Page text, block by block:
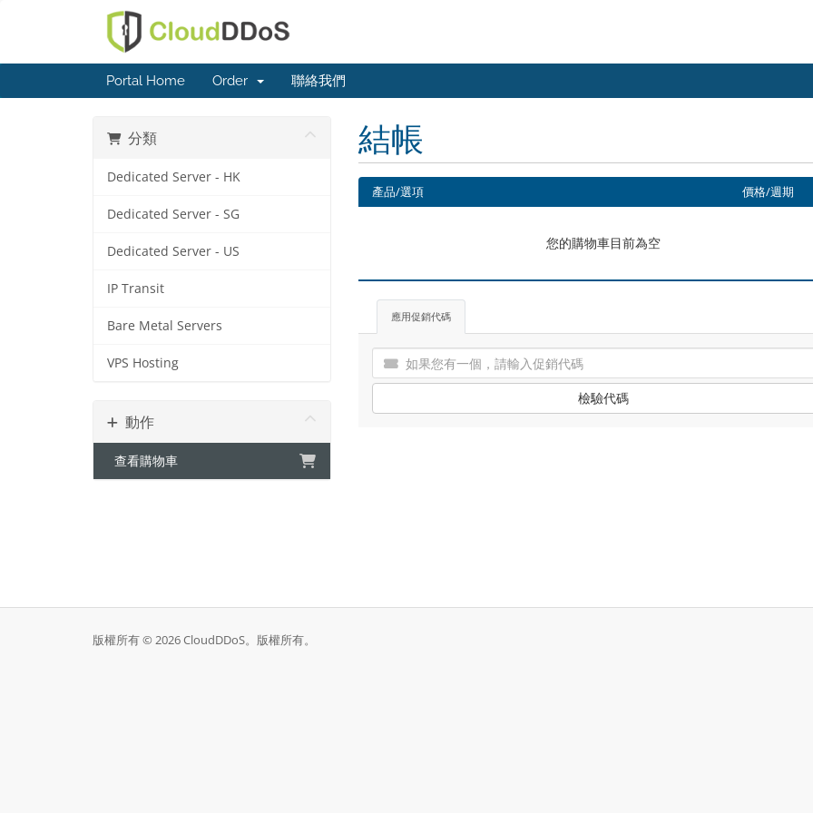
Portal Home Order 聯絡我們
分類
Dedicated Server - HK
Dedicated Server - SG
Dedicated Server - US
IP Transit
Bare Metal Servers
VPS Hosting
動作
查看購物車
結帳
產品/選項 價格/週期
您的購物車目前為空
應用促銷代碼
檢驗代碼
版權所有 © 2026 CloudDDoS。版權所有。